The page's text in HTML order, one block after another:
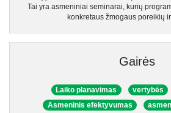
Tai yra asmeniniai seminarai, kurių
konkretaus žmogaus poreikių
Gairės
Laiko planavimas vertybės
Asmeninis efektyvumas